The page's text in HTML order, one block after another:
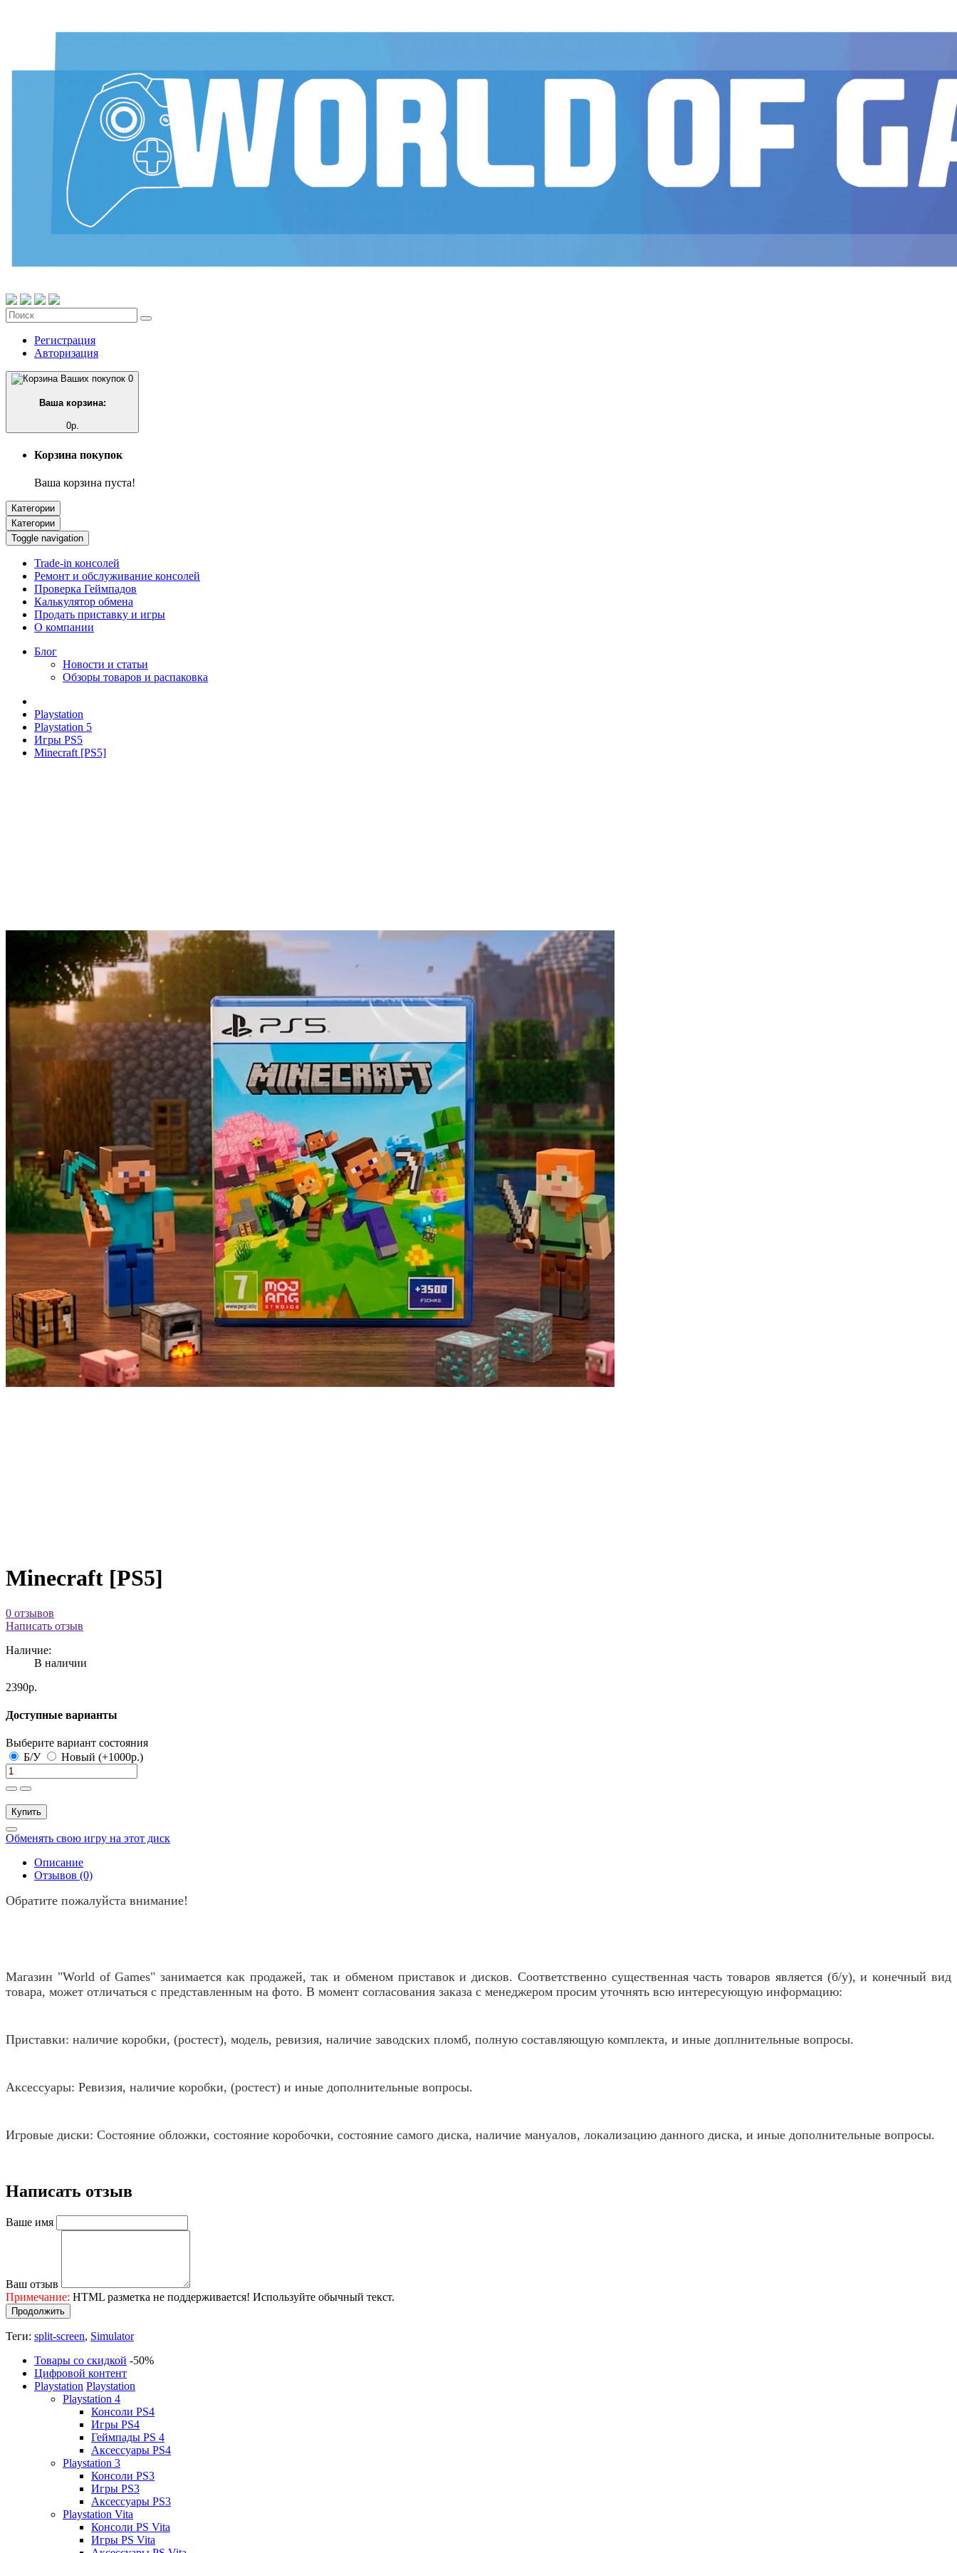
Регистрация
Авторизация
0
Ваша корзина:
0р.
Корзина покупок
Ваша корзина пуста!
Категории
Категории
Toggle navigation
Trade-in консолей
Ремонт и обслуживание консолей
Проверка Геймпадов
Калькулятор обмена
Продать приставку и игры
О компании
Блог
Новости и статьи
Обзоры товаров и распаковка
Playstation
Playstation 5
Игры PS5
Minecraft [PS5]
Minecraft [PS5]
0 отзывов
Написать отзыв
Наличие:
В наличии
2390р.
Доступные варианты
Выберите вариант состояния
Б/У
Новый (+1000р.)
Купить
Обменять свою игру на этот диск
Описание
Отзывов (0)
Обратите пожалуйста внимание!
Магазин "World of Games" занимается как продажей, так и обменом приставок и дисков. Соответственно существенная часть товаров является (б/у), и конечный вид
товара, может отличаться с представленным на фото. В момент согласования заказа с менеджером просим уточнять всю интересующую информацию:
Приставки: наличие коробки, (ростест), модель, ревизия, наличие заводских пломб, полную составляющую комплекта, и иные доплнительные вопросы.
Аксессуары: Ревизия, наличие коробки, (ростест) и иные дополнительные вопросы.
Игровые диски: Состояние обложки, состояние коробочки, состояние самого диска, наличие мануалов, локализацию данного диска, и иные дополнительные вопросы.
Написать отзыв
Ваше имя
Ваш отзыв
Примечание: HTML разметка не поддерживается! Используйте обычный текст.
Продолжить
Теги: split-screen, Simulator
Товары со скидкой -50%
Цифровой контент
Playstation Playstation
Playstation 4
Консоли PS4
Игры PS4
Геймпады PS 4
Аксессуары PS4
Playstation 3
Консоли PS3
Игры PS3
Аксессуары PS3
Playstation Vita
Консоли PS Vita
Игры PS Vita